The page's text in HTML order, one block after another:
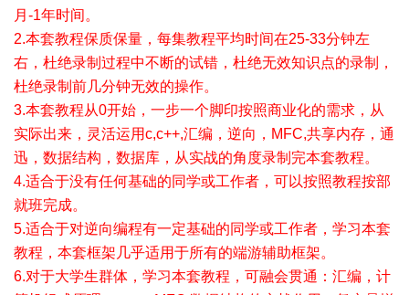
月-1年时间。
2.本套教程保质保量，每集教程平均时间在25-33分钟左
右，杜绝录制过程中不断的试错，杜绝无效知识点的录制，
杜绝录制前几分钟无效的操作。
3.本套教程从0开始，一步一个脚印按照商业化的需求，从
实际出来，灵活运用c,c++,汇编，逆向，MFC,共享内存，通
迅，数据结构，数据库，从实战的角度录制完本套教程。
4.适合于没有任何基础的同学或工作者，可以按照教程按部
就班完成。
5.适合于对逆向编程有一定基础的同学或工作者，学习本套
教程，本套框架几乎适用于所有的端游辅助框架。
6.对于大学生群体，学习本套教程，可融会贯通：汇编，计